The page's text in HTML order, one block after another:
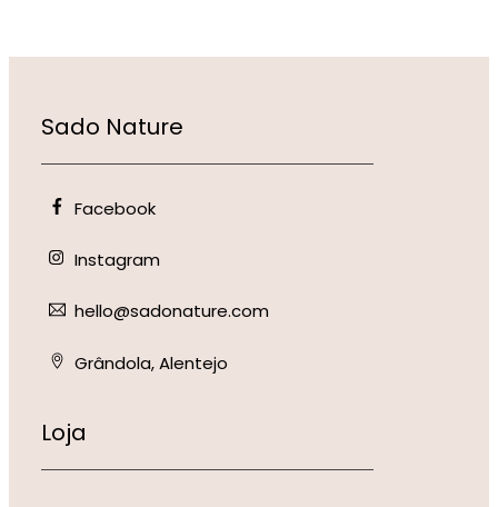
Sado Nature
Facebook
Instagram
hello@sadonature.com
Grândola, Alentejo
Loja